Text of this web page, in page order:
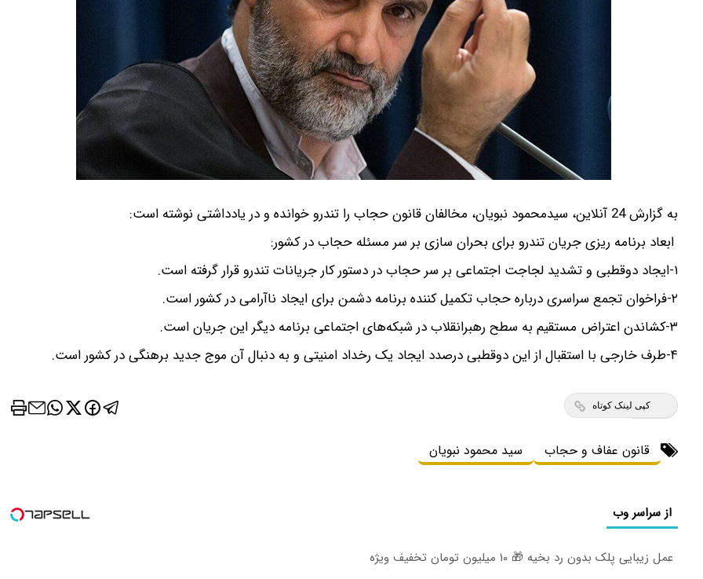
به گزارش 24 آنلاین، سیدمحمود نبویان، مخالفان قانون حجاب را تندرو خوانده و در یادداشتی نوشته است:
ابعاد برنامه ریزی جریان تندرو برای بحران سازی بر سر مسئله حجاب در کشور:
۱-ایجاد دوقطبی و تشدید لجاجت اجتماعی بر سر حجاب در دستور کار جریانات تندرو قرار گرفته است.
۲-فراخوان تجمع سراسری درباره حجاب تکمیل کننده برنامه دشمن برای ایجاد ناآرامی در کشور است.
۳-کشاندن اعتراض مستقیم به سطح رهبرانقلاب در شبکه‌های اجتماعی برنامه دیگر این جریان است.
۴-طرف خارجی با استقبال از این دوقطبی درصدد ایجاد یک رخداد امنیتی و به دنبال آن موج جدید برهنگی در کشور است.
کپی لینک کوتاه
قانون عفاف و حجاب سید محمود نبویان
از سراسر وب
عمل زیبایی پلک بدون رد بخیه 🎁 ۱۰ میلیون تومان تخفیف ویژه